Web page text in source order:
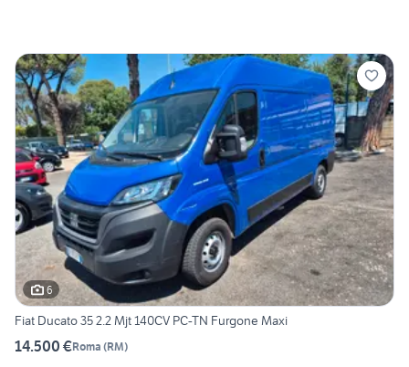
6
Fiat Ducato 35 2.2 Mjt 140CV PC-TN Furgone Maxi
14.500 €Roma (RM)